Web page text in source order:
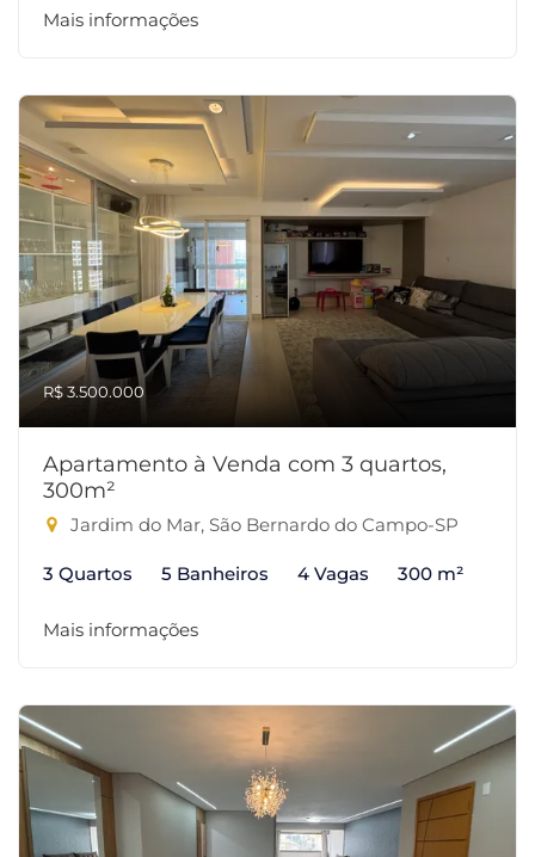
Mais informações
R$ 3.500.000
Apartamento à Venda com 3 quartos,
300m²
Jardim do Mar, São Bernardo do Campo-SP
3 Quartos 5 Banheiros 4 Vagas 300 m²
Mais informações